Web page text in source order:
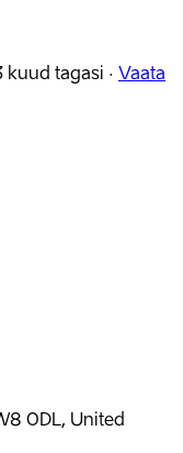
kuud tagasi · Vaata
0DL, United